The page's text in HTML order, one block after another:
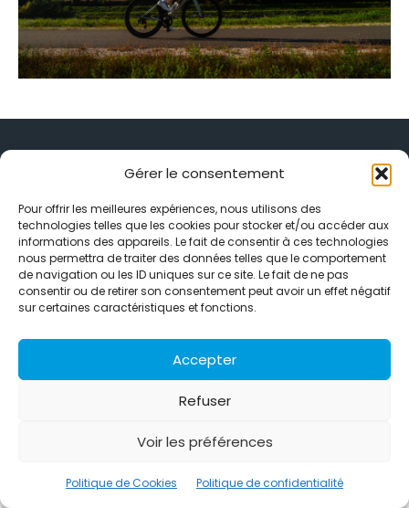
Gérer le consentement
Pour offrir les meilleures expériences, nous utilisons des
technologies telles que les cookies pour stocker et/ou accéder aux
informations des appareils. Le fait de consentir à ces technologies
nous permettra de traiter des données telles que le comportement
de navigation ou les ID uniques sur ce site. Le fait de ne pas
consentir ou de retirer son consentement peut avoir un effet négatif
sur certaines caractéristiques et fonctions.
Accepter
Refuser
Voir les préférences
Politique de Cookies Politique de confidentialité
Alternative Média est une agence de relations presse et de
relations publiques basée à Grenoble. Depuis 1995, elle conçoit et
pilote des stratégies de visibilité en France et à l’international
grâce à un réseau d’agences partenaires.
Contactez-nous : info@alternativemedia.fr
International
Références